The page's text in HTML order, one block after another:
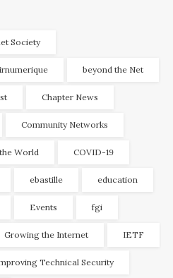
Society
beyond the Net
Chapter News
Community Networks
World COVID-19
ebastille education
Events fgi
Growing the Internet IETF
Technical Security